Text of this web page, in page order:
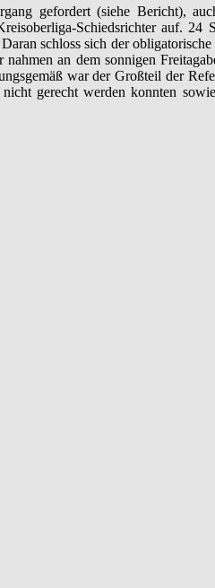
gefordert (siehe Bericht),
Schiedsrichter auf. 24
schloss sich der
an dem sonnigen
war der Großteil der
gerecht werden konnten